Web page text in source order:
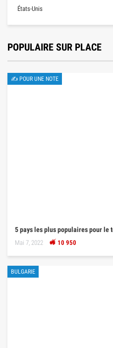
États-Unis
POPULAIRE SUR PLACE
✍ POUR UNE NOTE
5 pays les plus populaires pour le
Mai 7, 2022 10 950
BULGARIE